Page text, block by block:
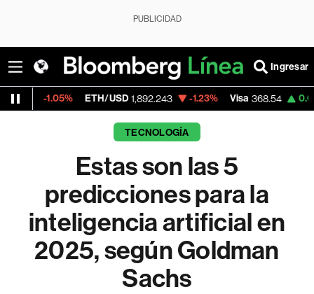
PUBLICIDAD
Ingresar
ETH/USD 1,892.243 -1.23% Visa 368.54 0.00%
TECNOLOGÍA
Estas son las 5
predicciones para la
inteligencia artificial en
2025, según Goldman
Sachs